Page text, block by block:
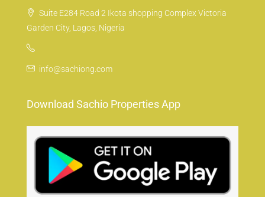
Suite E284 Road 2 Ikota shopping Complex Victoria
Garden City, Lagos, Nigeria
info@sachiong.com
Download Sachio Properties App